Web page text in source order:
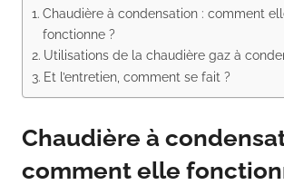
Chaudière à condensation : comment
fonctionne ?
Utilisations de la chaudière gaz à
Et l’entretien, comment se fait ?
Chaudière à
comment elle